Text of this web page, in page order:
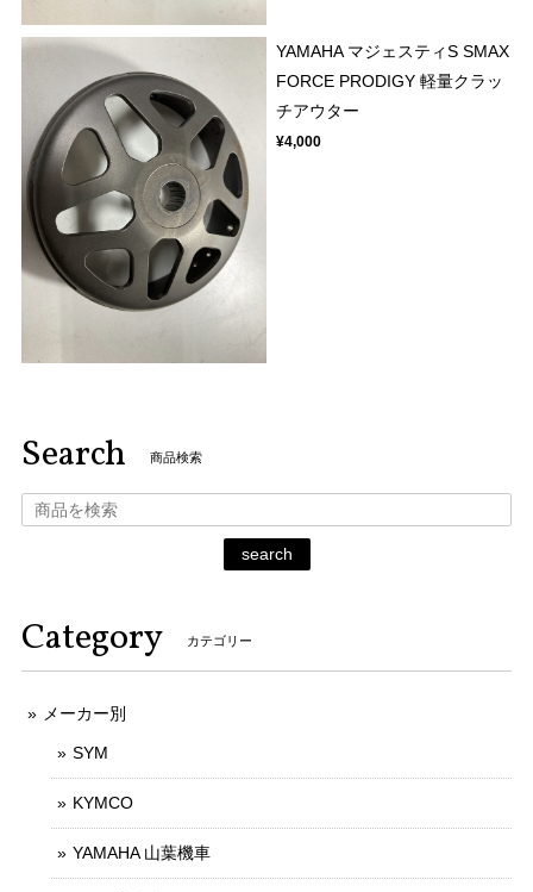
YAMAHA マジェスティS SMAX
FORCE PRODIGY 軽量クラッ
チアウター
¥4,000
Search 商品検索
search
Category カテゴリー
メーカー別
SYM
KYMCO
YAMAHA 山葉機車